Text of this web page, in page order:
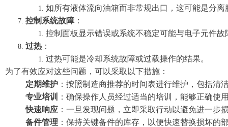
如所有液体流向油箱而非常规出口，这可能是分
控制系统故障 ：
控制面板显示错误或系统不稳定可能与电子元件故
过热 ：
过热可能是冷却系统故障或过载操作的结果。
为了有效应对这些问题，可以采取以下措施：
定期维护 ：按照制造商推荐的时间表进行维护，包括清
专业培训
：确保操作人员经过适当的培训，能够正确使
快速响应 ：一旦发现问题，立即采取行动以避免进一步
备件管理 ：保持关键备件的库存，以便快速替换损坏的